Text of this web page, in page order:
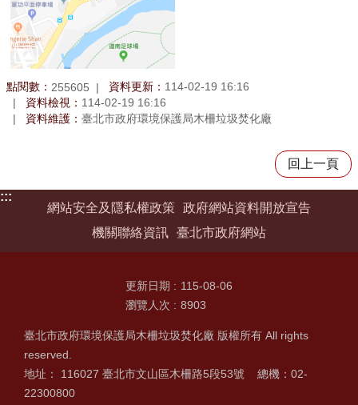
點閱數： 255605 資料更新： 114-02-19 16:16
資料檢視： 114-02-19 16:16
資料維護： 臺北市政府環境保護局木柵垃圾焚化廠
回上一頁
:::
網站安全及隱私權政策 政府網站資料開放宣告
機關聯絡資訊 臺北市政府網站
更新日期
115-08-06
瀏覽人次
8903
臺北市政府環境保護局木柵垃圾焚化廠 版權所有 All rights
reserved.
地址： 116027 臺北市文山區木柵路5段53號 總機：02-
22300800